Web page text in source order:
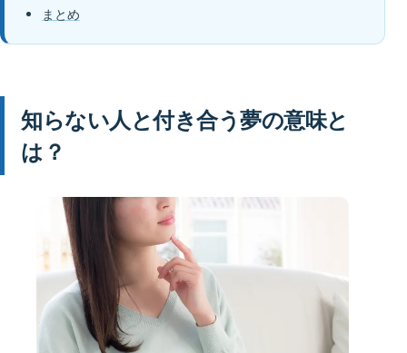
まとめ
知らない人と付き合う夢の意味と
は？